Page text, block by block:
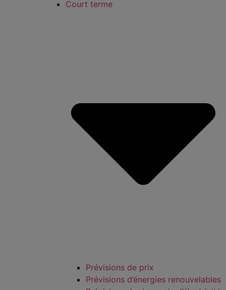
Court terme
Prévisions de prix
Prévisions d’énergies renouvelables